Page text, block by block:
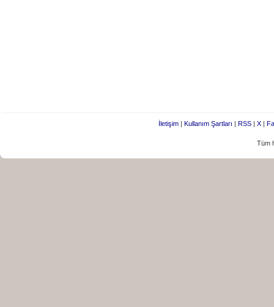
İletişim| Kullanım Şartları | RSS| X|
Tüm